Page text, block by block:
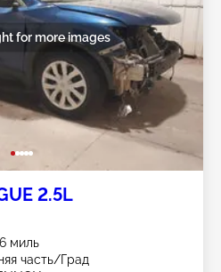
for more images
2.5L
миль
часть/Град